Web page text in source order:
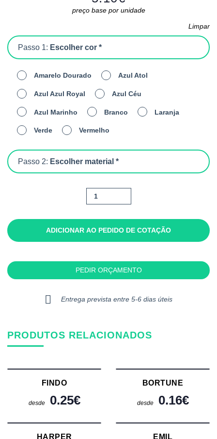
preço base por unidade
Passo 1: Escolher cor *
Amarelo Dourado Azul Atol
Azul Azul Royal Azul Céu
Azul Marinho Branco Laranja
Verde Vermelho
Passo 2: Escolher material *
Limpar
Quantidade
de
Summer
Ii
Kids
ADICIONAR AO PEDIDO DE COTAÇÃO
PEDIR ORÇAMENTO
Entrega prevista entre 5-6 dias úteis
PRODUTOS RELACIONADOS
FINDO
desde 0.25€
BORTUNE
desde 0.16€
HARPER EMIL